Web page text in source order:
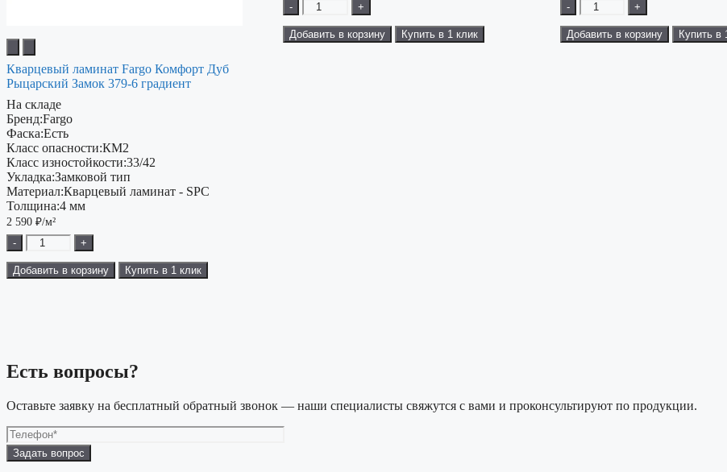
Кварцевый ламинат Fargo Комфорт Дуб
Рыцарский Замок 379-6 градиент
На складе
Бренд:Fargo
Фаска:Есть
Класс опасности:КМ2
Класс изностойкости:33/42
Укладка:Замковой тип
Материал:Кварцевый ламинат - SPC
Толщина:4 мм
2 590 ₽/м²
-
+
Добавить в корзину Купить в 1 клик
-
+
Добавить в корзину Купить в 1 клик
-
+
Добавить в корзину Купить в
Есть вопросы?
Оставьте заявку на бесплатный обратный звонок — наши специалисты свяжутся с вами и проконсультируют по продукции.
Оставьте
это